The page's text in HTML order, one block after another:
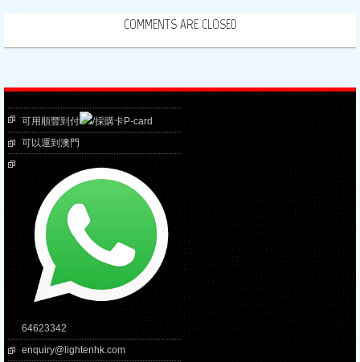
COMMENTS ARE CLOSED
可用順豐到付
/採購卡P-card
可以運到澳門
64623342
enquiry@lightenhk.com